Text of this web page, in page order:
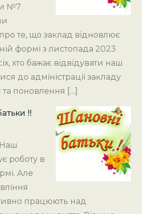
№7
те, що заклад відновлює
формі з листопада 2023
хто бажає відвідувати наш
до адміністрації закладу
поновлення […]
!!
роботу в
Але
працюють над